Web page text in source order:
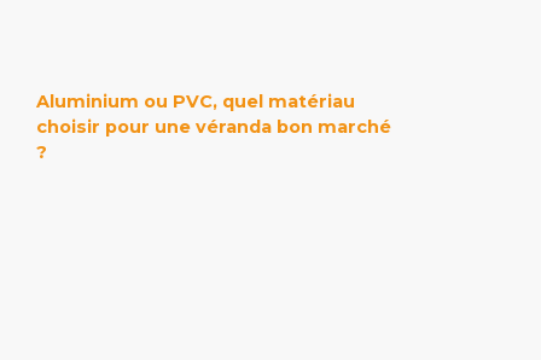
Aluminium ou PVC, quel matériau
choisir pour une véranda bon marché
?